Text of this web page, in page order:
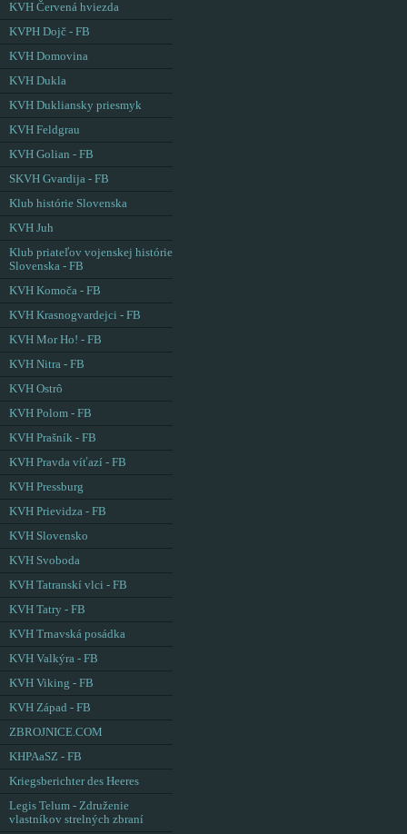
KVH Červená hviezda
KVPH Dojč - FB
KVH Domovina
KVH Dukla
KVH Dukliansky priesmyk
KVH Feldgrau
KVH Golian - FB
SKVH Gvardija - FB
Klub histórie Slovenska
KVH Juh
Klub priateľov vojenskej histórie
Slovenska - FB
KVH Komoča - FB
KVH Krasnogvardejci - FB
KVH Mor Ho! - FB
KVH Nitra - FB
KVH Ostrô
KVH Polom - FB
KVH Prašník - FB
KVH Pravda víťazí - FB
KVH Pressburg
KVH Prievidza - FB
KVH Slovensko
KVH Svoboda
KVH Tatranskí vlci - FB
KVH Tatry - FB
KVH Trnavská posádka
KVH Valkýra - FB
KVH Viking - FB
KVH Západ - FB
ZBROJNICE.COM
KHPAaSZ - FB
Kriegsberichter des Heeres
Legis Telum - Združenie
vlastníkov strelných zbraní